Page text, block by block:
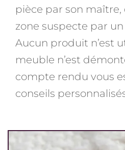
pièce par son
zone suspecte par
Aucun produit n’est
meuble n’est
compte rendu vous
conseils